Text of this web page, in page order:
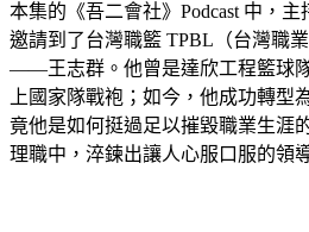
本集的《吾二會社》Podcast 中，
邀請到了台灣職籃 TPBL（台灣職
——王志群。他曾是達欣工程籃球
上國家隊戰袍；如今，他成功轉型
竟他是如何挺過足以摧毀職業生涯
理職中，淬鍊出讓人心服口服的領